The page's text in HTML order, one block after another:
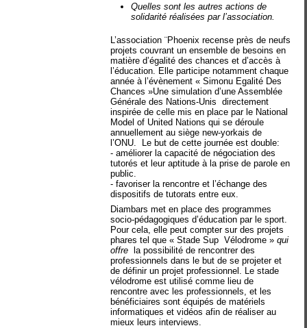
Quelles sont les autres actions de
solidarité réalisées par l’association
L’association ¨Phoenix recense près de neufs
projets couvrant un ensemble de besoins en
matière d’égalité des chances et d’accès à
l’éducation. Elle participe notamment chaque
année à l’évènement « Simonu Egalité Des
Chances »Une simulation d’une Assemblée
Générale des Nations-Unis
directement
inspirée de celle mis en place par le National
Model of United Nations qui se déroule
annuellement au siège new-yorkais de
l’ONU.
Le but de cette journée est double:
- améliorer la capacité de négociation des
tutorés et leur aptitude à la prise de parole en
public.
- favoriser la rencontre et l’échange des
dispositifs de tutorats entre eux.
Diambars met en place des programmes
socio-pédagogiques d’éducation par le sport.
Pour cela, elle peut compter sur des projets
phares tel que « Stade Sup Vélodrome » qui
offre la possibilité de rencontrer des
professionnels dans le but de se projeter et
de définir un projet professionnel. Le stade
vélodrome est utilisé comme lieu de
rencontre avec les professionnels, et les
bénéficiaires sont équipés de matériels
informatiques et vidéos afin de réaliser au
mieux leurs interviews.